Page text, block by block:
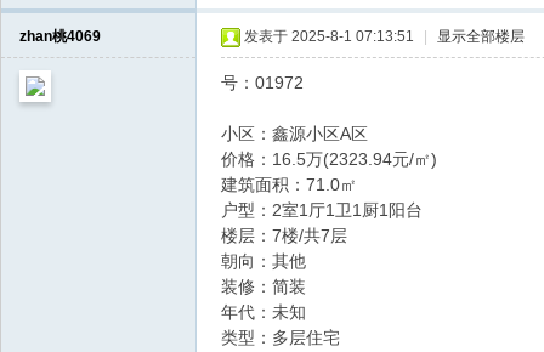
zhan桃4069 发表于 2025-8-1 07:13:51 显示全部楼层
号：01972
小区：鑫源小区A区
价格：16.5万(2323.94元/㎡)
建筑面积：71.0㎡
户型：2室1厅1卫1厨1阳台
楼层：7楼/共7层
朝向：其他
装修：简装
年代：未知
类型：多层住宅